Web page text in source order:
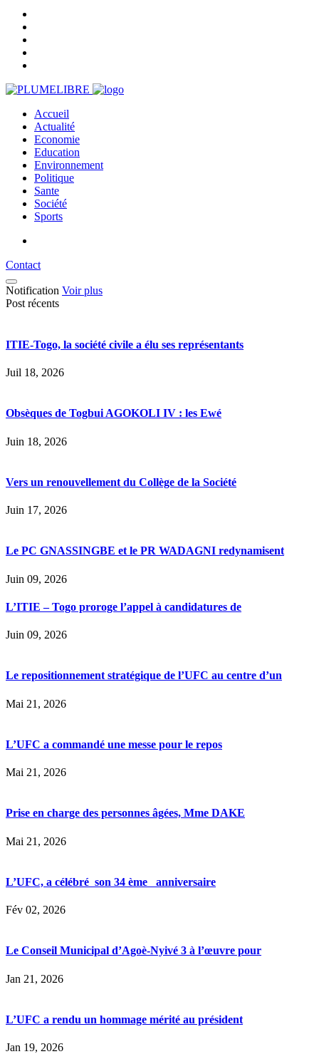
Accueil
Actualité
Economie
Education
Environnement
Politique
Sante
Société
Sports
Contact
Notification Voir plus
Post récents
ITIE-Togo, la société civile a élu ses représentants
Juil 18, 2026
Obsèques de Togbui AGOKOLI IV : les Ewé
Juin 18, 2026
Vers un renouvellement du Collège de la Société
Juin 17, 2026
Le PC GNASSINGBE et le PR WADAGNI redynamisent
Juin 09, 2026
L’ITIE – Togo proroge l’appel à candidatures de
Juin 09, 2026
Le repositionnement stratégique de l’UFC au centre d’un
Mai 21, 2026
L’UFC a commandé une messe pour le repos
Mai 21, 2026
Prise en charge des personnes âgées, Mme DAKE
Mai 21, 2026
L’UFC, a célébré son 34 ème anniversaire
Fév 02, 2026
Le Conseil Municipal d’Agoè-Nyivé 3 à l’œuvre pour
Jan 21, 2026
L’UFC a rendu un hommage mérité au président
Jan 19, 2026